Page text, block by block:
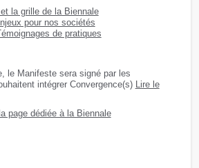
la grille de la Biennale
pour nos sociétés
de pratiques
le Manifeste sera signé par les
intégrer Convergence(s)
Lire le
la page dédiée à la Biennale